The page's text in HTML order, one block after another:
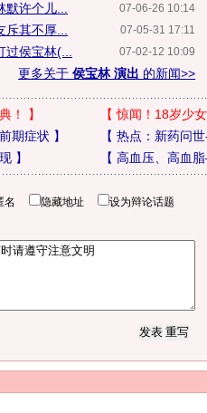
07-06-26 10:14
许个儿...
07-05-31 17:11
其不厚...
07-02-12 10:09
侯宝林(...
更多关于 侯宝林 演出 的新闻>>
！ 】 【惊闻！18岁少
期症状 】 【 热点：新药问
】 【 高血压、高血
名 隐藏地址 设为辩论话题